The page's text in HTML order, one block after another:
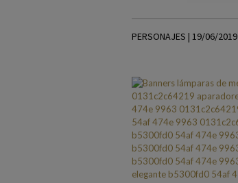
PERSONAJES | 19/06/2019